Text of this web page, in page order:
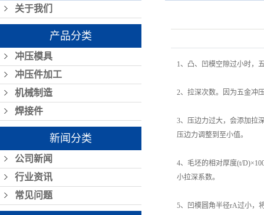
关于我们
产品分类
冲压模具
冲压件加工
机械制造
焊接件
新闻分类
公司新闻
行业资讯
常见问题
1、凸、凹模空隙过小时，
2、拉深次数。因为五金冲
3、压边力过大，会添加拉
压边力调整到至小值。
4、毛坯的相对厚度(t/
小拉深系数。
5、凹模圆角半径rA过小，